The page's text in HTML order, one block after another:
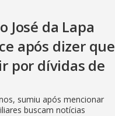
José da Lapa
após dizer que
por dívidas de
sumiu após mencionar
buscam notícias